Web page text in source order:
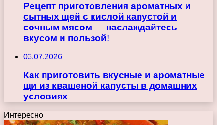
Рецепт приготовления ароматных и
сытных щей с кислой капустой и
сочным мясом — наслаждайтесь
вкусом и пользой!
03.07.2026
Как приготовить вкусные и ароматные
щи из квашеной капусты в домашних
условиях
Интересно